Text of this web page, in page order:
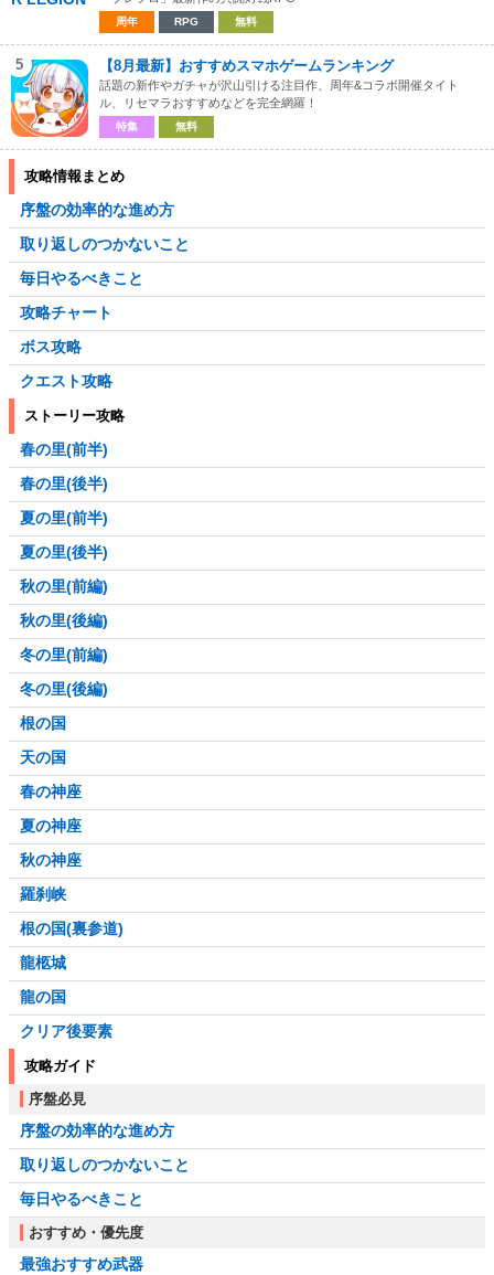
周年 RPG 無料
5 【8月最新】おすすめスマホゲームランキング
話題の新作やガチャが沢山引ける注目作、周年&コラボ開催タイト
ル、リセマラおすすめなどを完全網羅！
特集 無料
攻略情報まとめ
序盤の効率的な進め方
取り返しのつかないこと
毎日やるべきこと
攻略チャート
ボス攻略
クエスト攻略
ストーリー攻略
春の里(前半)
春の里(後半)
夏の里(前半)
夏の里(後半)
秋の里(前編)
秋の里(後編)
冬の里(前編)
冬の里(後編)
根の国
天の国
春の神座
夏の神座
秋の神座
羅刹峡
根の国(裏参道)
龍柩城
龍の国
クリア後要素
攻略ガイド
序盤必見
序盤の効率的な進め方
取り返しのつかないこと
毎日やるべきこと
おすすめ・優先度
最強おすすめ武器